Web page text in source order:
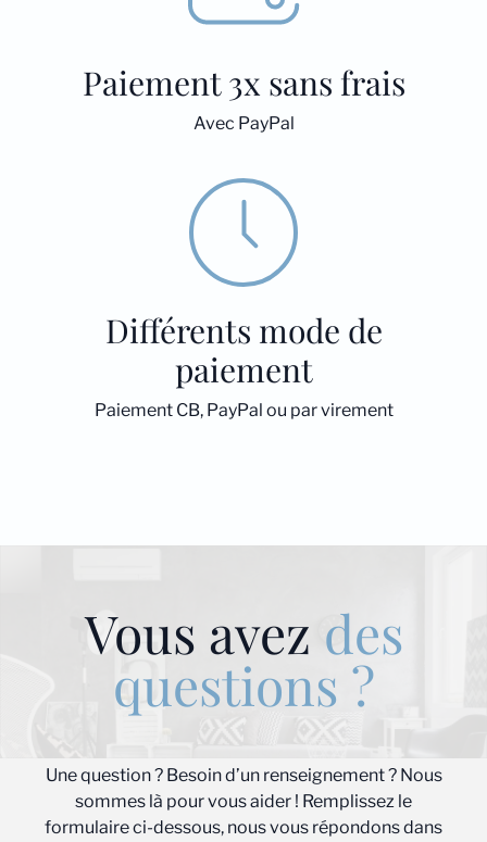
Paiement 3x sans frais
Avec PayPal
Différents mode de
paiement
Paiement CB, PayPal ou par virement
Vous avez des
questions ?
Une question ? Besoin d’un renseignement ? Nous
sommes là pour vous aider ! Remplissez le
formulaire ci-dessous, nous vous répondons dans